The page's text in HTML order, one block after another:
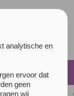
analytische en
ervoor dat
geen
wij